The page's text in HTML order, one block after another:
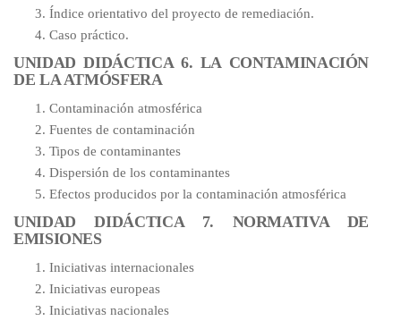
Índice orientativo del proyecto de remediación.
Caso práctico.
UNIDAD DIDÁCTICA 6. LA CONTAMINACIÓN
DE LA ATMÓSFERA
Contaminación atmosférica
Fuentes de contaminación
Tipos de contaminantes
Dispersión de los contaminantes
Efectos producidos por la contaminación atmosférica
UNIDAD DIDÁCTICA 7. NORMATIVA DE
EMISIONES
Iniciativas internacionales
Iniciativas europeas
Iniciativas nacionales